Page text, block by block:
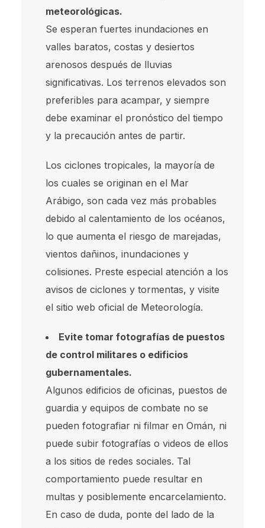
meteorológicas.
Se esperan fuertes inundaciones en
valles baratos, costas y desiertos
arenosos después de lluvias
significativas. Los terrenos elevados son
preferibles para acampar, y siempre
debe examinar el pronóstico del tiempo
y la precaución antes de partir.
Los ciclones tropicales, la mayoría de
los cuales se originan en el Mar
Arábigo, son cada vez más probables
debido al calentamiento de los océanos,
lo que aumenta el riesgo de marejadas,
vientos dañinos, inundaciones y
colisiones. Preste especial atención a los
avisos de ciclones y tormentas, y visite
el sitio web oficial de Meteorología.
Evite tomar fotografías de puestos
de control militares o edificios
gubernamentales.
Algunos edificios de oficinas, puestos de
guardia y equipos de combate no se
pueden fotografiar ni filmar en Omán, ni
puede subir fotografías o videos de ellos
a los sitios de redes sociales. Tal
comportamiento puede resultar en
multas y posiblemente encarcelamiento.
En caso de duda, ponte del lado de la